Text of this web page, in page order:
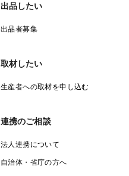
出品したい
出品者募集
取材したい
生産者への取材を申し込む
連携のご相談
法人連携について
自治体・省庁の方へ